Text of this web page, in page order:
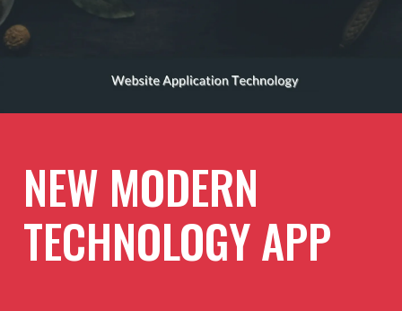
NEW MODERN
TECHNOLOGY APP